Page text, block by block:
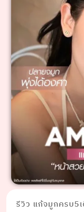
รีวิว แก้จมูกครบ5